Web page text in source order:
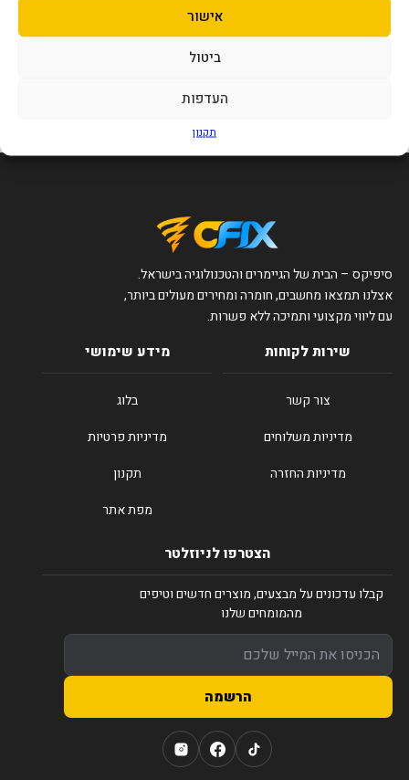
אישור
ביטול
העדפות
תקנון
9260TX-E Pci-E
סיפיקס – הבית של הגיימרים והטכנולוגיה בישראל.
אצלנו תמצאו מחשבים, חומרה ומחירים מעולים ביותר,
עם ליווי מקצועי ותמיכה ללא פשרות.
שירות לקוחות
צור קשר
מדיניות משלוחים
מדיניות החזרה
מידע שימושי
בלוג
מדיניות פרטיות
תקנון
מפת אתר
הצטרפו לניוזלטר
קבלו עדכונים על מבצעים, מוצרים חדשים וטיפים
מהמומחים שלנו
הרשמה